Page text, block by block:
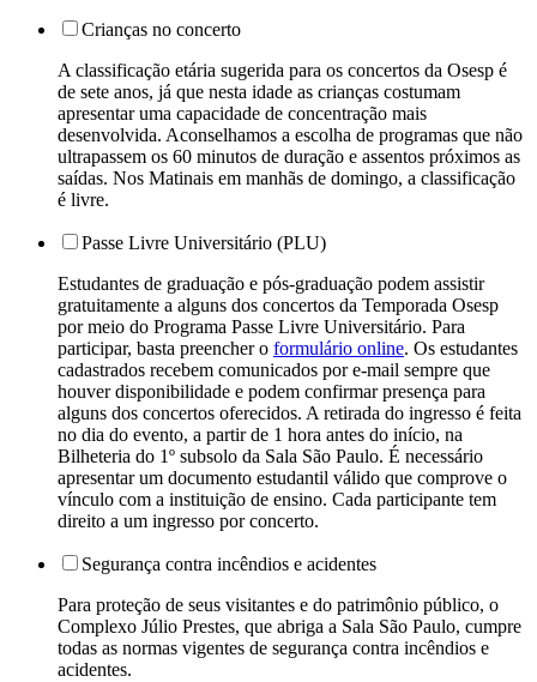
Crianças no concerto
A classificação etária sugerida para os concertos da Osesp é
de sete anos, já que nesta idade as crianças costumam
apresentar uma capacidade de concentração mais
desenvolvida. Aconselhamos a escolha de programas que não
ultrapassem os 60 minutos de duração e assentos próximos as
saídas. Nos Matinais em manhãs de domingo, a classificação
é livre.
Passe Livre Universitário (PLU)
Estudantes de graduação e pós-graduação podem assistir
gratuitamente a alguns dos concertos da Temporada Osesp
por meio do Programa Passe Livre Universitário. Para
participar, basta preencher o formulário online. Os estudantes
cadastrados recebem comunicados por e-mail sempre que
houver disponibilidade e podem confirmar presença para
alguns dos concertos oferecidos. A retirada do ingresso é feita
no dia do evento, a partir de 1 hora antes do início, na
Bilheteria do 1º subsolo da Sala São Paulo. É necessário
apresentar um documento estudantil válido que comprove o
vínculo com a instituição de ensino. Cada participante tem
direito a um ingresso por concerto.
Segurança contra incêndios e acidentes
Para proteção de seus visitantes e do patrimônio público, o
Complexo Júlio Prestes, que abriga a Sala São Paulo, cumpre
todas as normas vigentes de segurança contra incêndios e
acidentes.